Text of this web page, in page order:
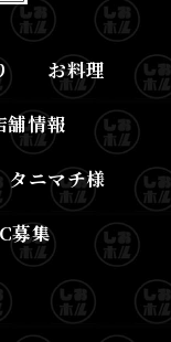
お料理
舗情報
タニマチ様
募集